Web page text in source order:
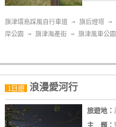
旅
伴
商
品
宣
傳
旗津環島踩風自行車道 → 旗后燈塔
岸公園 → 旗津海產街 → 旗津風車公園
1日遊 浪漫愛河行
旅遊地：
主 題：